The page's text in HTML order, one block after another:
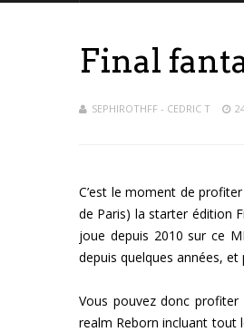
Final
SEPHIROTHFF - CEDRIC T
C’est le moment de
de Paris) la starter édition
joue depuis 2010 sur ce
depuis quelques années,
Vous pouvez donc
realm Reborn incluant tout